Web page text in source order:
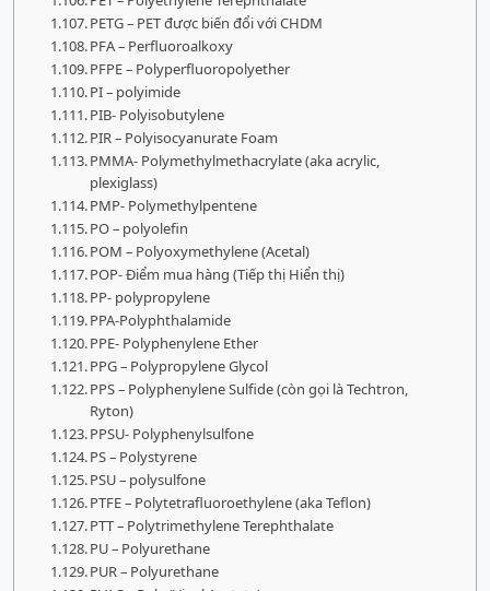
PETG – PET được biến đổi với CHDM
PFA – Perfluoroalkoxy
PFPE – Polyperfluoropolyether
PI – polyimide
PIB- Polyisobutylene
PIR – Polyisocyanurate Foam
PMMA- Polymethylmethacrylate (aka acrylic,
plexiglass)
PMP- Polymethylpentene
PO – polyolefin
POM – Polyoxymethylene (Acetal)
POP- Điểm mua hàng (Tiếp thị Hiển thị)
PP- polypropylene
PPA-Polyphthalamide
PPE- Polyphenylene Ether
PPG – Polypropylene Glycol
PPS – Polyphenylene Sulfide (còn gọi là Techtron,
Ryton)
PPSU- Polyphenylsulfone
PS – Polystyrene
PSU – polysulfone
PTFE – Polytetrafluoroethylene (aka Teflon)
PTT – Polytrimethylene Terephthalate
PU – Polyurethane
PUR – Polyurethane